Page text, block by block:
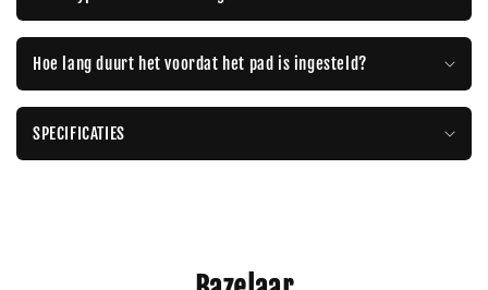
Hoe lang duurt het voordat het pad is ingesteld?
SPECIFICATIES